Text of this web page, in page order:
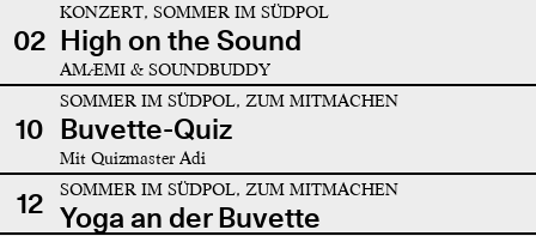
02
KONZERT, SOMMER IM SÜDPOL
High on the Sound
AMÆMI & SOUNDBUDDY
10
SOMMER IM SÜDPOL, ZUM MITMACHEN
Buvette-Quiz
Mit Quizmaster Adi
12 SOMMER IM SÜDPOL, ZUM MITMACHEN
Yoga an der Buvette